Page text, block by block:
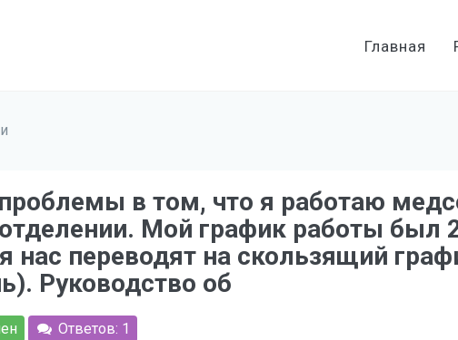
Главная
в том, что я работаю
Мой график работы был
нас переводят на скользящий
Руководство об
Ответов: 1